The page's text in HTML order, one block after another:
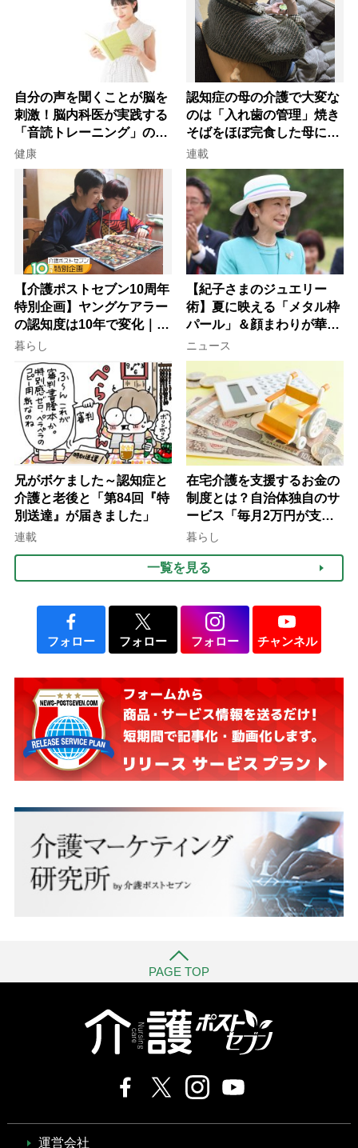
自分の声を聞くことが脳を
刺激！脳内科医が実践する
「音読トレーニング」の極
意
健康
認知症の母の介護で大変な
のは「入れ歯の管理」焼き
そばをほぼ完食した母に息
子が血の気が引いた理由
連載
【介護ポストセブン10周年
特別企画】ヤングケアラー
の認知度は10年で変化｜流
行語大賞にノミネート、法
律にも明記されたが果たし
て現在は？
暮らし
【紀子さまのジュエリー
術】夏に映える「メタル枠
パール」＆顔まわりが華や
ぐ「揺れる一粒」の使い分
け方
ニュース
兄がボケました～認知症と
介護と老後と「第84回『特
別送達』が届きました」
連載
在宅介護を支援するお金の
制度とは？自治体独自のサ
ービス「毎月2万円が支給
される」ケースも【FP解
暮らし
一覧を見る
フォロー フォロー フォロー チャンネル
PAGE TOP
運営会社